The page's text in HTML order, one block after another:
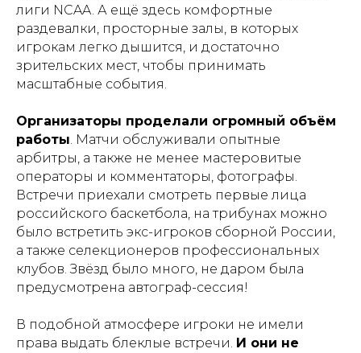
лиги NCAA. А ещё здесь комфортные
раздевалки, просторные залы, в которых
игрокам легко дышится, и достаточно
зрительских мест, чтобы принимать
масштабные события.
Организаторы проделали огромный объём
работы. Матчи обслуживали опытные
арбитры, а также не менее мастеровитые
операторы и комментаторы, фотографы.
Встречи приехали смотреть первые лица
российского баскетбола, на трибунах можно
было встретить экс-игроков сборной России,
а также селекционеров профессиональных
клубов. Звёзд было много, не даром была
предусмотрена автограф-сессия!
В подобной атмосфере игроки не имели
права выдать блеклые встречи. И они не